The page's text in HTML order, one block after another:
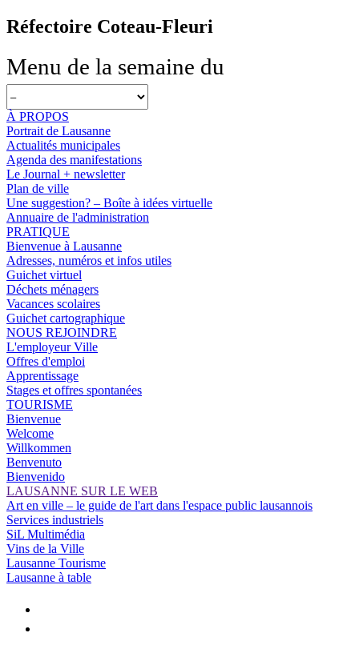
Réfectoire Coteau-Fleuri
Menu de la semaine du
À PROPOS
Portrait de Lausanne
Actualités municipales
Agenda des manifestations
Le Journal + newsletter
Plan de ville
Une suggestion? – Boîte à idées virtuelle
Annuaire de l'administration
PRATIQUE
Bienvenue à Lausanne
Adresses, numéros et infos utiles
Guichet virtuel
Déchets ménagers
Vacances scolaires
Guichet cartographique
NOUS REJOINDRE
L'employeur Ville
Offres d'emploi
Apprentissage
Stages et offres spontanées
TOURISME
Bienvenue
Welcome
Willkommen
Benvenuto
Bienvenido
LAUSANNE SUR LE WEB
Art en ville – le guide de l'art dans l'espace public lausannois
Services industriels
SiL Multimédia
Vins de la Ville
Lausanne Tourisme
Lausanne à table